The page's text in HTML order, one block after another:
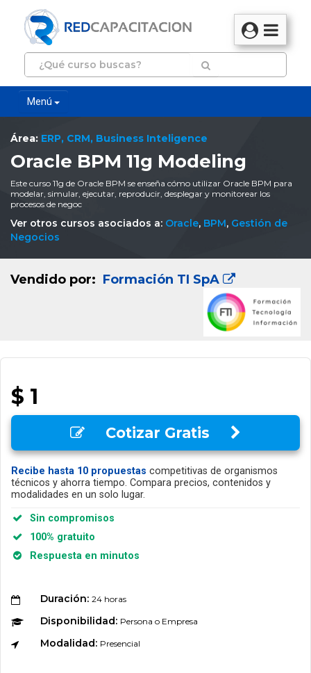
Menú
Área: ERP, CRM, Business Inteligence
Oracle BPM 11g Modeling
Este curso 11g de Oracle BPM se enseña cómo utilizar Oracle BPM para
modelar, simular, ejecutar, reproducir, desplegar y monitorear los
procesos de negoc
Ver otros cursos asociados a: Oracle, BPM, Gestión de
Negocios
Vendido por: Formación TI SpA
$ 1
Cotizar Gratis
Recibe hasta 10 propuestas competitivas de organismos
técnicos y ahorra tiempo. Compara precios, contenidos y
modalidades en un solo lugar.
Sin compromisos
100% gratuito
Respuesta en minutos
Duración: 24 horas
Disponibilidad: Persona o Empresa
Modalidad: Presencial